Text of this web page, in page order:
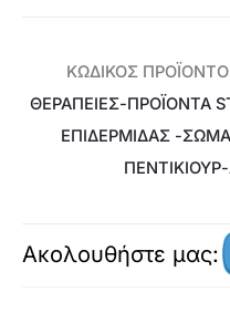
ΚΩΔΙΚΌΣ
ΘΕΡΑΠΕΊΕΣ-ΠΡΟΪΌΝΤΑ
ΕΠΙΔΕΡΜΊΔΑΣ -
Ακολουθήστε μας: